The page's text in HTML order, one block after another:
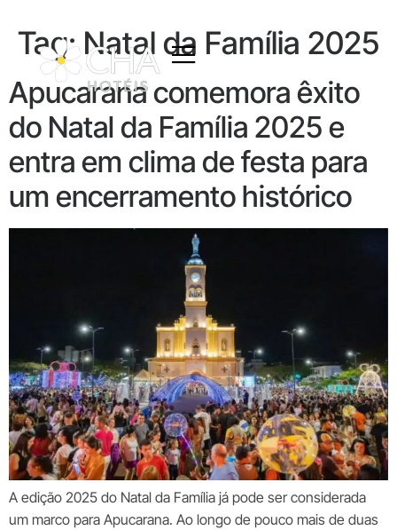
Tag:Natal da Família 2025
Apucarana comemora êxito
do Natal da Família 2025 e
entra em clima de festa para
um encerramento histórico
A edição 2025 do Natal da Família já pode ser considerada
um marco para Apucarana. Ao longo de pouco mais de duas